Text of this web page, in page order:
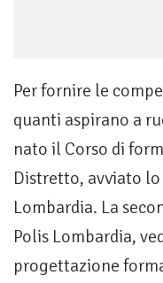
Per fornire le
quanti aspirano a
nato il Corso di
Distretto, avviato lo
Lombardia. La
Polis Lombardia,
progettazione